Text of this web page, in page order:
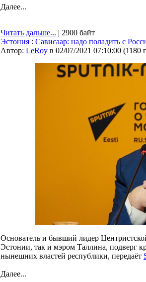
Далее...
Читать дальше... | 2900 байт
Эстония : Сависаар: надо поладить с
Автор: LeRoy в 02/07/2021 07:10:00 (1180
Основатель и бывший лидер
Эстонии, так и мэром Таллина, подверг
нынешних властей республики, передаёт
Далее...